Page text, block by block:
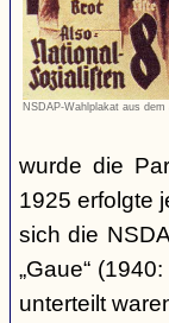
NSDAP-Wahlplakat aus dem
wurde die
1925 erfolgte
sich die
„Gaue“
unterteilt